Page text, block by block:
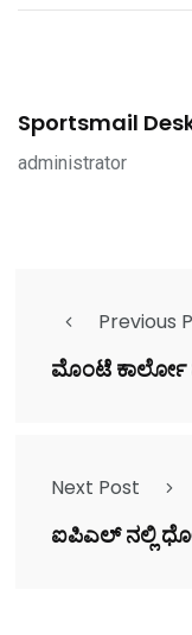
Sportsmail
administrator
Previous
ಮೊಂಟೆ
Next Post
ಐಪಿಎಲ್ ನಲ್ಲಿ